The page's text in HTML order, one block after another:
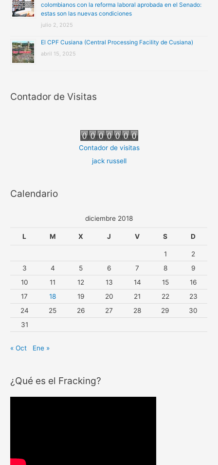
colombianos con la reforma laboral aprobada en el Senado:
estas son las nuevas condiciones
julio 2, 2025
El CPF Cusiana (Central Processing Facility de Cusiana)
abril 15, 2025
Contador de Visitas
Contador de visitas
jack russell
Calendario
diciembre 2018
L M X J V S D
1
2
3
4 5 6 7 8
9
10
11 12 13 14 15
16
17
18 19 20 21 22
23
24
25 26 27 28 29
30
31
« Oct Ene »
¿Qué es el Fracking?